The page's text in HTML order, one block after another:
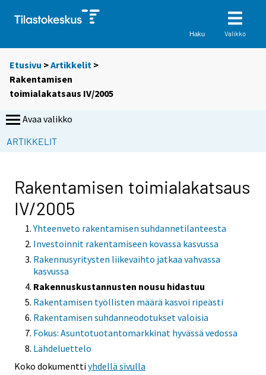
Haku Valikko
Etusivu >Artikkelit >
Rakentamisen
toimialakatsaus IV/2005
Avaa valikko
ARTIKKELIT
Rakentamisen toimialakatsaus
IV/2005
Yhteenveto rakentamisen suhdannetilanteesta
Investoinnit rakentamiseen kovassa kasvussa
Rakennusyritysten liikevaihto jatkaa vahvassa
kasvussa
Rakennuskustannusten nousu hidastuu
Rakentamisen työllisten määrä kasvoi ripeästi
Rakentamisen suhdanneodotukset valoisia
Fokus: Asuntotuotantomarkkinat hyvässä vedossa
Lähdeluettelo
Koko dokumenttiyhdellä sivulla